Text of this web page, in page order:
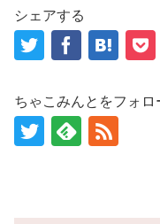
シェアする
ちゃこみんとをフォロ